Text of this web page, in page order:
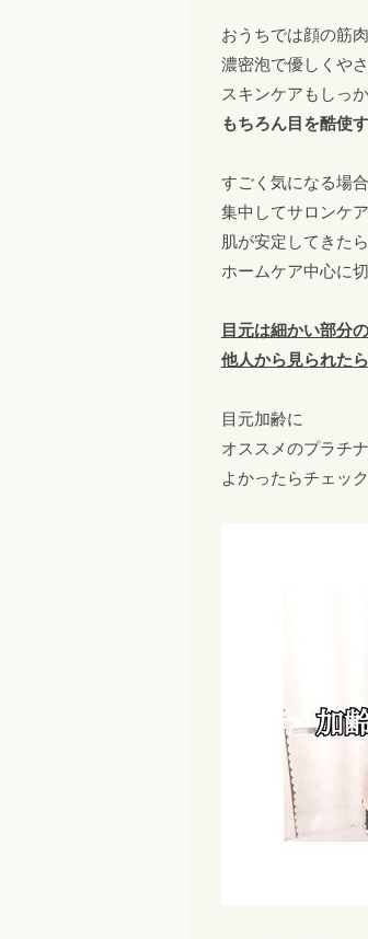
おうちでは顔の筋
濃密泡で優しくや
スキンケアもしっ
もちろん目を酷使
すごく気になる場
集中してサロンケ
肌が安定してきたら
ホームケア中心に切
目元は細かい部分
他人から見られた
目元加齢に
オススメのプラチ
よかったらチェッ